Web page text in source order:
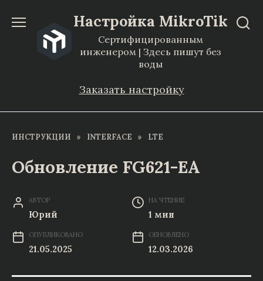
содержанию
Настройка MikroTik
Сертифицированным
инженером | Здесь пишут без
воды
Заказать настройку
ИНСТРУКЦИИ » INTERFACE » LTE
Обновление FG621-EA
АВТОР
Юрий
НА ЧТЕНИЕ
1 мин
ОПУБЛИКОВАНО
21.05.2025
ОБНОВЛЕНО
12.03.2026